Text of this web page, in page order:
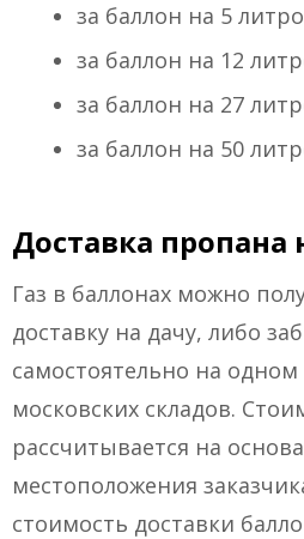
за баллон на 5
за баллон на 12
за баллон на 27
за баллон на 50
Доставка пропана
Газ в баллонах можно
доставку на дачу, либо
самостоятельно на
московских складов.
рассчитывается на
местоположения
стоимость доставки